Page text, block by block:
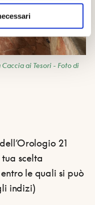
ai Tesori - Foto di
21
scelta
le quali si può
indizi)